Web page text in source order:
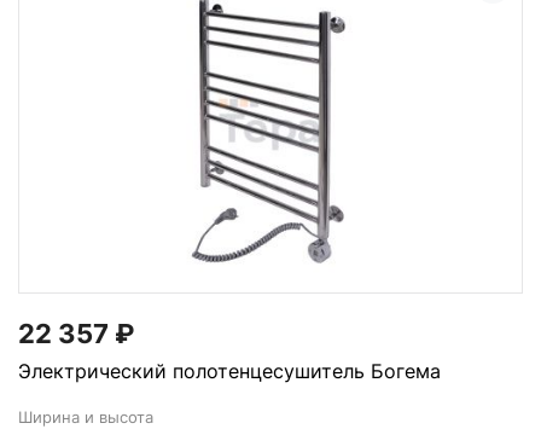
22 357 ₽
Электрический полотенцесушитель Богема
Ширина и высота